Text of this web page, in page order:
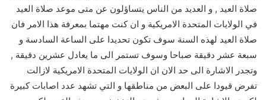
صلاة العيد , و العديد من الناس يتساؤلون عن متى موعد صلاة العيد
في الولايات المتحدة الامريكية و ان كنت مهتما بمعرفة هذا الامر فان
صلاة العيد لهذه السنة سوف تكون تحديدا على الساعة السادسة و
سبعة عشر دقيقة صباحا وسوف تستمر الى ما يعادل عشرين دقيقة ,
وتجدر الاشارة الى حد الان ان الولايات المتحدة الامريكية لازالت
تفرض قيودا على البعض من مناطقها و التي تشهد عدد اصابات كبيرة